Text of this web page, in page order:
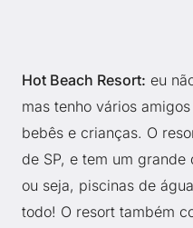
Hot Beach Resort: eu
mas tenho vários
bebês e crianças. O
de SP, e tem um
ou seja, piscinas de
todo! O resort também